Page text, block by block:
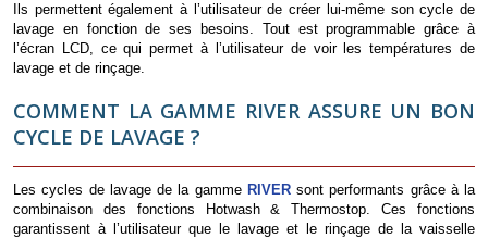
Ils permettent également à l’utilisateur de créer lui-même son cycle de
lavage en fonction de ses besoins. Tout est programmable grâce à
l’écran LCD, ce qui permet à l’utilisateur de voir les températures de
lavage et de rinçage.
COMMENT LA GAMME RIVER ASSURE UN BON
CYCLE DE LAVAGE ?
Les cycles de lavage de la gamme RIVERsont performants grâce à la
combinaison des fonctions Hotwash & Thermostop. Ces fonctions
garantissent à l’utilisateur que le lavage et le rinçage de la vaisselle